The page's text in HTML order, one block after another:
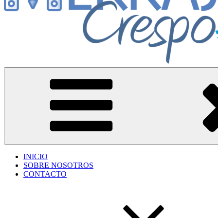
Herrajes Crespo
Accesorios para aberturas de aluminio
INICIO
SOBRE NOSOTROS
CONTACTO